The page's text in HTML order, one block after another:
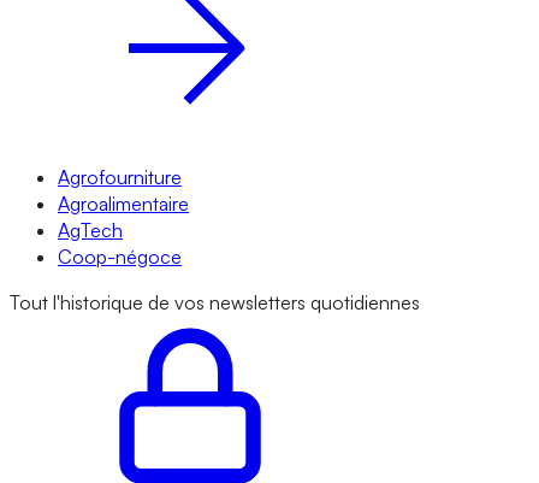
Agrofourniture
Agroalimentaire
AgTech
Coop-négoce
Tout l'historique de vos newsletters quotidiennes